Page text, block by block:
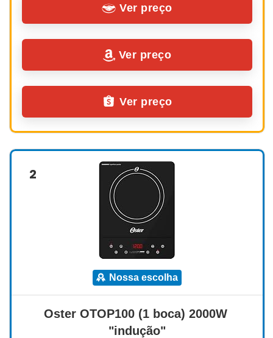
Ver preço
Ver preço
Ver preço
2
nossa escolha
Oster OTOP100 (1 boca) 2000W
"indução"